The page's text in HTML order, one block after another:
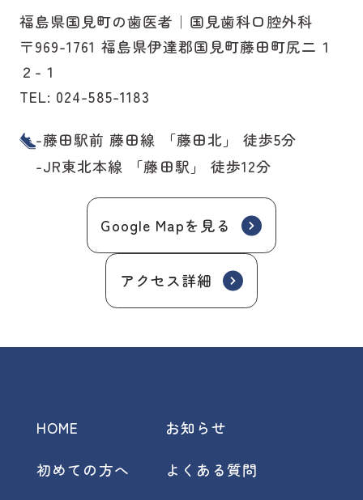
福島県国見町の歯医者｜国見歯科口腔外科
〒969-1761 福島県伊達郡国見町藤田町尻二１
２-１
TEL: 024-585-1183
-藤田駅前 藤田線 「藤田北」 徒歩5分
-JR東北本線 「藤田駅」 徒歩12分
Google Mapを見る
アクセス詳細
HOME
初めての方へ
お知らせ
よくある質問